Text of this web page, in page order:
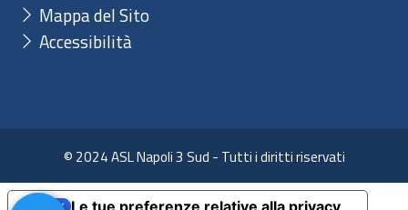
Mappa del Sito
Accessibilità
© 2024 ASL Napoli 3 Sud - Tutti i diritti riservati